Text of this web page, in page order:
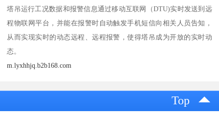
塔吊运行工况数据和报警信息通过移动互联网（DTU)实时发送到远
程物联网平台，并能在报警时自动触发手机短信向相关人员告知，
从而实现实时的动态远程、远程报警，使得塔吊成为开放的实时动
态。
m.lyxhhjq.b2b168.com
Top